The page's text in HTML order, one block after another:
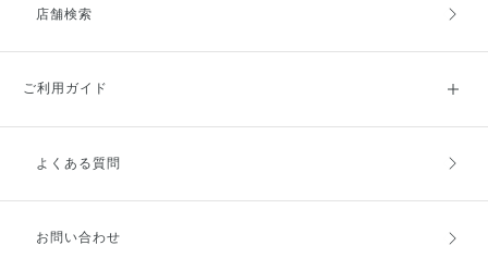
店舗検索
ご利用ガイド
ご利用ガイドトップ
お支払方法
よくある質問
お問い合わせ